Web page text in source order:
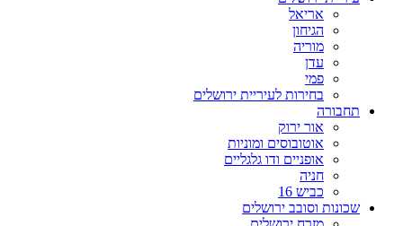
אריאל
הגיחון
מוריה
עדן
פמי
בחירות לעיריית ירושלים
תחבורה
אור ירוק
אוטובוסים ומוניות
אופניים ודו גלגליים
חניה
כביש 16
שכונות וסובב ירושלים